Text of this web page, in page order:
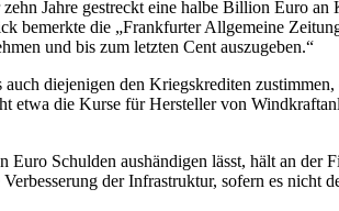
Jahre gestreckt eine halbe Billion Euro an
bemerkte die „Frankfurter Allgemeine
und bis zum letzten Cent auszugeben.“
diejenigen den Kriegskrediten
etwa die Kurse für Hersteller von
Schulden aushändigen lässt, hält an der
der Infrastruktur, sofern es nicht